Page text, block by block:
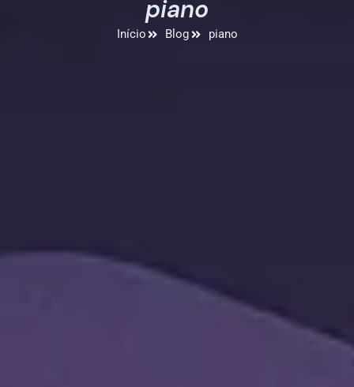
piano
Início Blog piano